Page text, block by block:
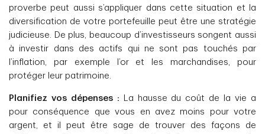
proverbe peut aussi s’appliquer dans cette situation et la
diversification de votre portefeuille peut être une stratégie
judicieuse. De plus, beaucoup d’investisseurs songent aussi
à investir dans des actifs qui ne sont pas touchés par
l’inflation, par exemple l’or et les marchandises, pour
protéger leur patrimoine.
Planifiez vos dépenses : La hausse du coût de la vie a
pour conséquence que vous en avez moins pour votre
argent, et il peut être sage de trouver des façons de